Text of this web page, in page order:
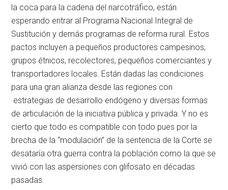
la coca para la cadena del narcotráfico, están
esperando entrar al Programa Nacional Integral de
Sustitución y demás programas de reforma rural. Estos
pactos incluyen a pequeños productores campesinos,
grupos étnicos, recolectores, pequeños comerciantes y
transportadores locales. Están dadas las condiciones
para una gran alianza desde las regiones con
estrategias de desarrollo endógeno y diversas formas
de articulación de la iniciativa pública y privada. Y no es
cierto que todo es compatible con todo pues por la
brecha de la “modulación” de la sentencia de la Corte se
desataría otra guerra contra la población como la que se
vivió con las aspersiones con glifosato en décadas
pasadas.